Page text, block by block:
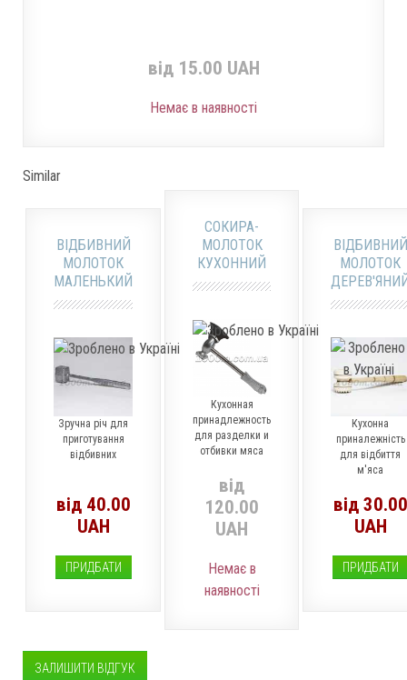
від 15.00 UAH
Немає в наявності
Similar
ВІДБИВНИЙ
МОЛОТОК
МАЛЕНЬКИЙ
Зручна річ для
приготування
відбивних
від 40.00
UAH
ПРИДБАТИ
СОКИРА-
МОЛОТОК
КУХОННИЙ
Кухонная
принадлежность
для разделки и
отбивки мяса
від
120.00
UAH
Немає в
наявності
ВІДБИВНИЙ
МОЛОТОК
Кухонна
приналежність
для відбиття
м'яса
від 30.00
UAH
ПРИДБАТИ
ЗАЛИШИТИ ВІДГУК